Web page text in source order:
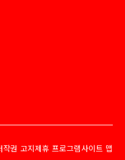
작권 고지제휴 프로그램사이트 맵